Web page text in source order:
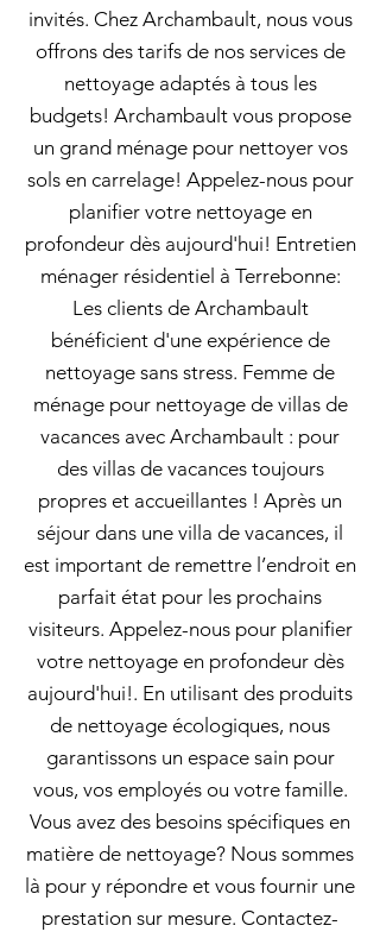
invités. Chez Archambault, nous vous
offrons des tarifs de nos services de
nettoyage adaptés à tous les
budgets! Archambault vous propose
un grand ménage pour nettoyer vos
sols en carrelage! Appelez-nous pour
planifier votre nettoyage en
profondeur dès aujourd'hui! Entretien
ménager résidentiel à Terrebonne:
Les clients de Archambault
bénéficient d'une expérience de
nettoyage sans stress. Femme de
ménage pour nettoyage de villas de
vacances avec Archambault : pour
des villas de vacances toujours
propres et accueillantes ! Après un
séjour dans une villa de vacances, il
est important de remettre l’endroit en
parfait état pour les prochains
visiteurs. Appelez-nous pour planifier
votre nettoyage en profondeur dès
aujourd'hui!. En utilisant des produits
de nettoyage écologiques, nous
garantissons un espace sain pour
vous, vos employés ou votre famille.
Vous avez des besoins spécifiques en
matière de nettoyage? Nous sommes
là pour y répondre et vous fournir une
prestation sur mesure. Contactez-